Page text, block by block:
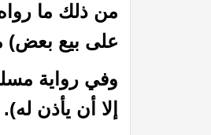
من ذلك ما
على بيع بعض)
وفي رواية
إلا أن يأذن له).